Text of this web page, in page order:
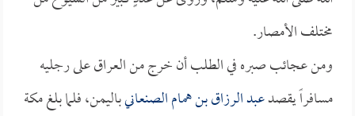
مختلف الأمصار.
ومن عجائب صبره في الطلب أن خرج من العراق على رجليه
مسافراً يقصدعبد الرزاق بن همام الصنعانيباليمن، فلما بلغ مكة